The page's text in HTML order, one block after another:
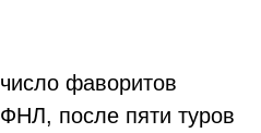
фаворитов
после пяти туров